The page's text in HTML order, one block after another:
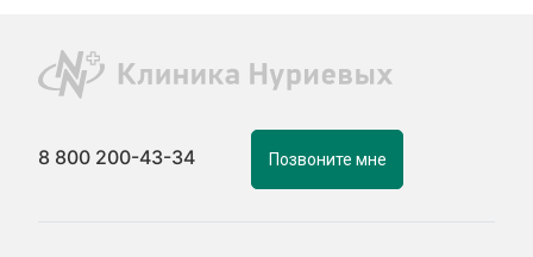
8 800 200-43-34 Позвоните мне